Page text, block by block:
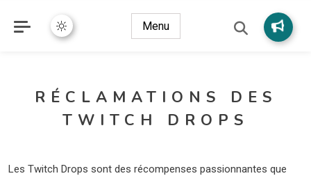
Menu
RÉCLAMATIONS DES
TWITCH DROPS
Les Twitch Drops sont des récompenses passionnantes que